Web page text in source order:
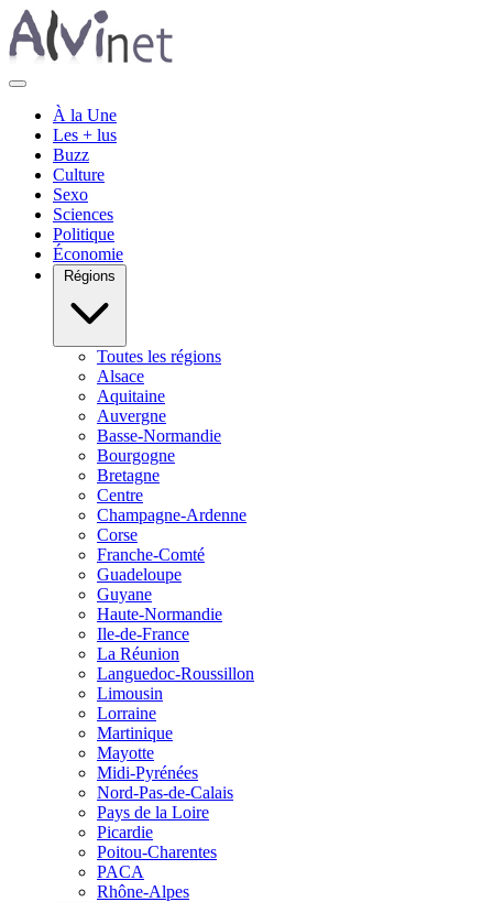
À la Une
Les + lus
Buzz
Culture
Sexo
Sciences
Politique
Économie
Régions
Toutes les régions
Alsace
Aquitaine
Auvergne
Basse-Normandie
Bourgogne
Bretagne
Centre
Champagne-Ardenne
Corse
Franche-Comté
Guadeloupe
Guyane
Haute-Normandie
Ile-de-France
La Réunion
Languedoc-Roussillon
Limousin
Lorraine
Martinique
Mayotte
Midi-Pyrénées
Nord-Pas-de-Calais
Pays de la Loire
Picardie
Poitou-Charentes
PACA
Rhône-Alpes